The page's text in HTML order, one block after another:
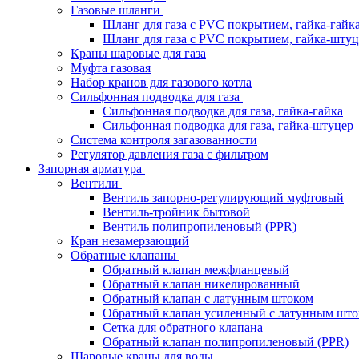
Газовые шланги
Шланг для газа с PVC покрытием, гайка-гайка
Шланг для газа с PVC покрытием, гайка-
Краны шаровые для газа
Муфта газовая
Набор кранов для газового котла
Сильфонная подводка для газа
Сильфонная подводка для газа, гайка-гайка
Сильфонная подводка для газа, гайка-штуцер
Система контроля загазованности
Регулятор давления газа с фильтром
Запорная арматура
Вентили
Вентиль запорно-регулирующий муфтовый
Вентиль-тройник бытовой
Вентиль полипропиленовый (PPR)
Кран незамерзающий
Обратные клапаны
Обратный клапан межфланцевый
Обратный клапан никелированный
Обратный клапан с латунным штоком
Обратный клапан усиленный с латунным
Сетка для обратного клапана
Обратный клапан полипропиленовый (PPR)
Шаровые краны для воды